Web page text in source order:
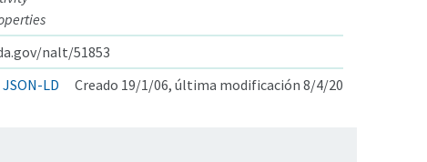
nalt/51853
JSON-LD Creado 19/1/06, última modificación 8/4/20